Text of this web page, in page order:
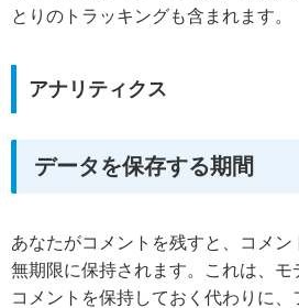
とりのトラッキングも含まれます。
アナリティクス
データを保存する期間
あなたがコメントを残すと、コメ
無期限に保持されます。これは、モ
コメントを保持しておく代わりに、